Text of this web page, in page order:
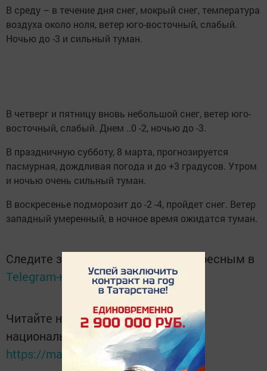
В среду – в течение дня снег, мокрый снег, температура
воздуха около ноля, ветер юго-восточный, слабый.
Ночью до -3 и сильный туман.
В четверг и пятницу вновь небольшой снег, ветер юго-
восточный, слабый. Днем ..0 -2, ночью до -3.
В праздничную субботу, 8 марта, прогнозируется
пасмурная, дождливая погода и до +3 градусов. Утром
и ночью очень сильный туман.
В воскресенье подморозит до -2 -4, пройдет снег. Ветер
западный умеренный, в ночное время ожидатся туман.
Следите за самым важным и интересным в
Telegram-каналеТатмедиа
Читайте новости Татарстана в
национальном мессенджере MАХ:
https://max.ru/tatmedia